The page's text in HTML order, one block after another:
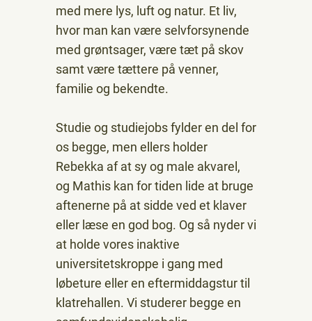
med mere lys, luft og natur. Et liv,
hvor man kan være selvforsynende
med grøntsager, være tæt på skov
samt være tættere på venner,
familie og bekendte.
Studie og studiejobs fylder en del for
os begge, men ellers holder
Rebekka af at sy og male akvarel,
og Mathis kan for tiden lide at bruge
aftenerne på at sidde ved et klaver
eller læse en god bog. Og så nyder vi
at holde vores inaktive
universitetskroppe i gang med
løbeture eller en eftermiddagstur til
klatrehallen. Vi studerer begge en